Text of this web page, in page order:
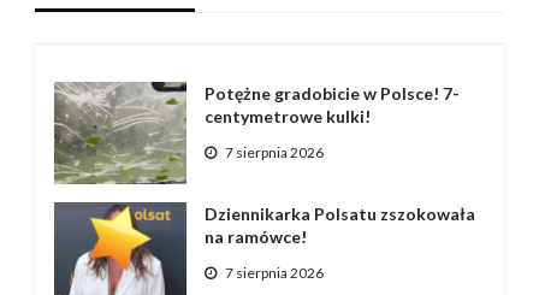
Potężne gradobicie w Polsce! 7-
centymetrowe kulki!
7 sierpnia 2026
Dziennikarka Polsatu zszokowała
na ramówce!
7 sierpnia 2026